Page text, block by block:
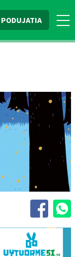
PODUJATIA